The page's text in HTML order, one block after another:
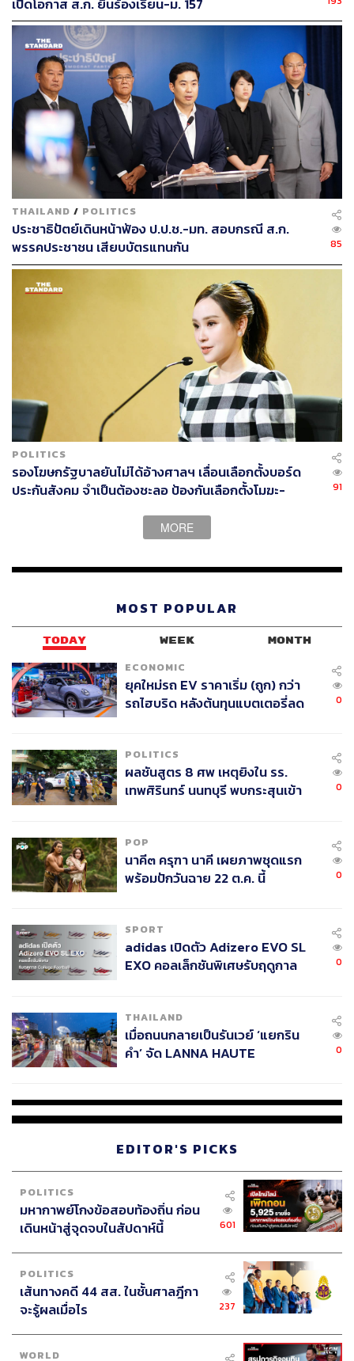
เปิดโอกาส ส.ก. ยื่นร้องเรียน-ม. 157
THAILAND / POLITICS
ประชาธิปัตย์เดินหน้าฟ้อง ป.ป.ช.-มท. สอบกรณี ส.ก.
พรรคประชาชน เสียบบัตรแทนกัน
85
POLITICS
รองโฆษกรัฐบาลยันไม่ได้อ้างศาลฯ เลื่อนเลือกตั้งบอร์ด
ประกันสังคม จำเป็นต้องชะลอ ป้องกันเลือกตั้งโมฆะ-
91
MORE
MOST POPULAR
TODAY WEEK MONTH
ECONOMIC
ยุคใหม่รถ EV ราคาเริ่ม (ถูก) กว่า
รถไฮบริด หลังต้นทุนแบตเตอรี่ลด
0
POLITICS
ผลชันสูตร 8 ศพ เหตุยิงใน รร.
เทพศิรินทร์ นนทบุรี พบกระสุนเข้า
0
POP
นาคี๓ ครุฑา นาคี เผยภาพชุดแรก
พร้อมปักวันฉาย 22 ต.ค. นี้
0
SPORT
adidas เปิดตัว Adizero EVO SL
EXO คอลเล็กชันพิเศษรับฤดูกาล
0
THAILAND
เมื่อถนนกลายเป็นรันเวย์ ‘แยกริน
คำ’ จัด LANNA HAUTE
0
EDITOR'S PICKS
POLITICS
มหากาพย์โกงข้อสอบท้องถิ่น ก่อน
เดินหน้าสู่จุดจบในสัปดาห์นี้
601
POLITICS
เส้นทางคดี 44 สส. ในชั้นศาลฎีกา
จะรู้ผลเมื่อไร
237
WORLD